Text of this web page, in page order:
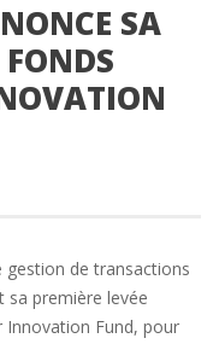
SA
FONDS
de transactions
sa première levée
Innovation Fund, pour